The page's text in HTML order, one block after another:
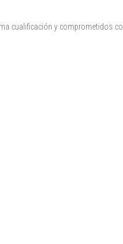
cualificación y comprometidos